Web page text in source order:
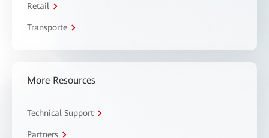
Retail
Transporte
More Resources
Technical Support
Partners